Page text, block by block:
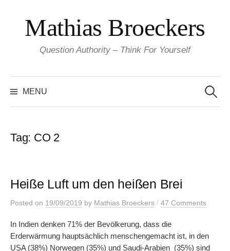
content
Mathias Broeckers
Question Authority – Think For Yourself
MENU
for:
Tag: CO 2
Heiße Luft um den heißen Brei
Posted on 19/09/2019 by Mathias Broeckers / 47 Comments
In Indien denken 71% der Bevölkerung, dass die
Erderwärmung hauptsächlich menschengemacht ist, in den
USA (38%) Norwegen (35%) und Saudi-Arabien (35%) sind